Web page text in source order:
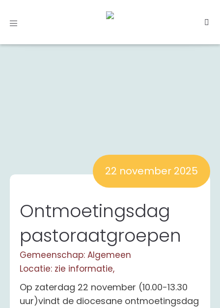
Toggle
22 november 2025
Ontmoetingsdag
pastoraatgroepen
Gemeenschap: Algemeen
Locatie: zie informatie,
Op zaterdag 22 november (10.00-13.30
uur)vindt de diocesane ontmoetingsdag